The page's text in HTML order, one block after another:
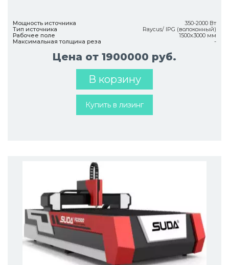
Мощность источника
350-2000 Вт
Тип источника
Raycus/ IPG (волоконный)
Рабочее поле
1500х3000 мм
Максимальная толщина реза
-
Цена от 1900000 руб.
В корзину
Купить в лизинг